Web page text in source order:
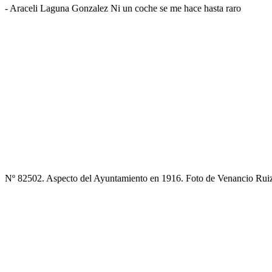
- Araceli Laguna Gonzalez Ni un coche se me hace hasta raro
Nº 82502. Aspecto del Ayuntamiento en 1916. Foto de Venancio